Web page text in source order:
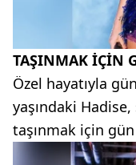
TAŞINMAK İÇİN
Özel hayatıyla
yaşındaki
taşınmak için